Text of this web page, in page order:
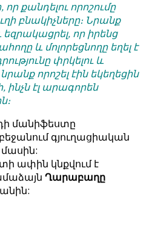
որ քանդելու որոշումը
բնակիչները։ Նրանք
եզրակացրել, որ իրենց
և մոլորեցնողը եղել է
փրկելու և
որոշել էին եկեղեցին
ինչն էլ արագորեն
մանիֆեստը
գյուղացիական
ափին կնքվում է
Ղարաբաղը